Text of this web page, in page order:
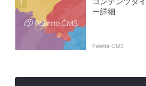
ー詳細
Palette CMS